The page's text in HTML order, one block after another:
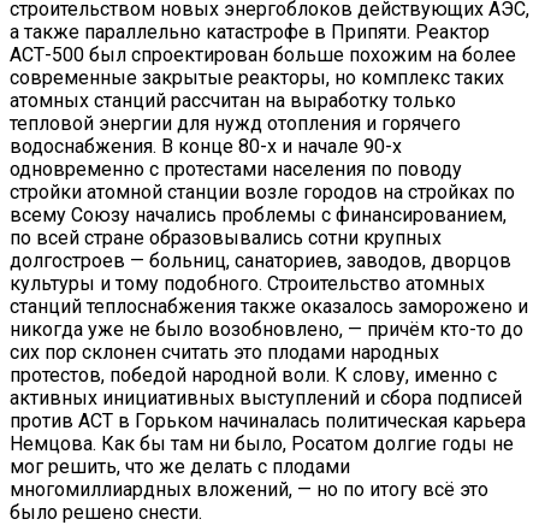
строительством новых энергоблоков действующих АЭС,
а также параллельно катастрофе в Припяти. Реактор
АСТ-500 был спроектирован больше похожим на более
современные закрытые реакторы, но комплекс таких
атомных станций рассчитан на выработку только
тепловой энергии для нужд отопления и горячего
водоснабжения. В конце 80-х и начале 90-х
одновременно с протестами населения по поводу
стройки атомной станции возле городов на стройках по
всему Союзу начались проблемы с финансированием,
по всей стране образовывались сотни крупных
долгостроев — больниц, санаториев, заводов, дворцов
культуры и тому подобного. Строительство атомных
станций теплоснабжения также оказалось заморожено и
никогда уже не было возобновлено, — причём кто-то до
сих пор склонен считать это плодами народных
протестов, победой народной воли. К слову, именно с
активных инициативных выступлений и сбора подписей
против АСТ в Горьком начиналась политическая карьера
Немцова. Как бы там ни было, Росатом долгие годы не
мог решить, что же делать с плодами
многомиллиардных вложений, — но по итогу всё это
было решено снести.